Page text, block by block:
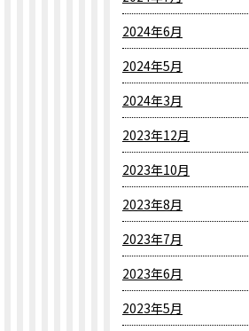
2024年6月
2024年5月
2024年3月
2023年12月
2023年10月
2023年8月
2023年7月
2023年6月
2023年5月